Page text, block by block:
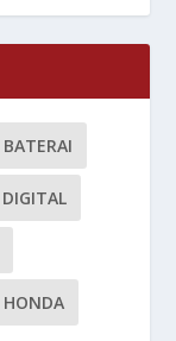
BATERAI
DIGITAL
HONDA